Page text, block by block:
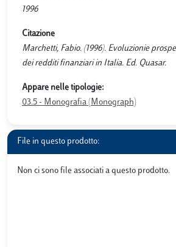
1996
Citazione
Marchetti, Fabio. (1996). Evoluzionie
dei redditi finanziari in Italia. Ed. Quasar.
Appare nelle tipologie:
03.5 - Monografia (Monograph)
File in questo prodotto:
Non ci sono file associati a questo prodotto.